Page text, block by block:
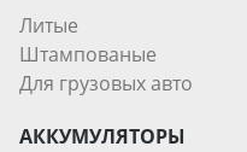
Литые
Штампованые
Для грузовых авто
АККУМУЛЯТОРЫ